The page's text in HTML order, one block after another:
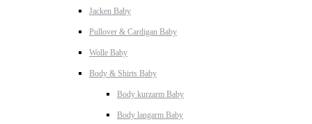
Jacken Baby
Pullover & Cardigan Baby
Wolle Baby
Body & Shirts Baby
Body kurzarm Baby
Body langarm Baby